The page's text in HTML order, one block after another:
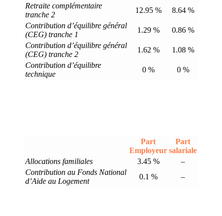
Retraite complémentaire
tranche 2
12.95 %
8.64 %
Contribution d’équilibre général
(CEG) tranche 1
1.29 %
0.86 %
Contribution d’équilibre général
(CEG) tranche 2
1.62 %
1.08 %
Contribution d’équilibre
technique
0 % 0 %
Part
Employeur
Part
salariale
Allocations familiales
3.45 %
–
Contribution au Fonds National
d’Aide au Logement
0.1 % –